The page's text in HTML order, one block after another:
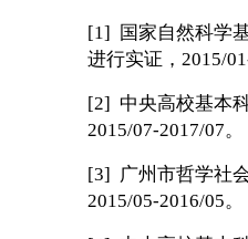
[1] 国家自然科学
进行实证， 2015/
[2] 中央高校基本
2015/07-2017/07。
[3] 广州市哲学社
2015/05-2016/05。